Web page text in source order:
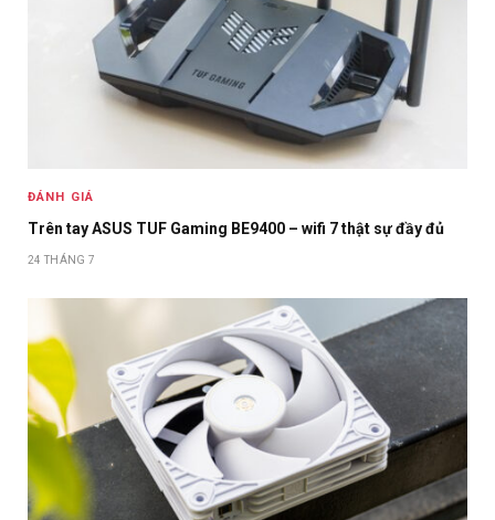
ĐÁNH GIÁ
Trên tay ASUS TUF Gaming BE9400 – wifi 7 thật sự đầy đủ
24 THÁNG 7